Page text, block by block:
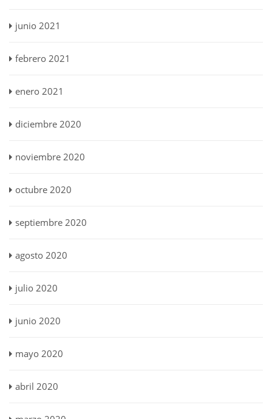
junio 2021
febrero 2021
enero 2021
diciembre 2020
noviembre 2020
octubre 2020
septiembre 2020
agosto 2020
julio 2020
junio 2020
mayo 2020
abril 2020